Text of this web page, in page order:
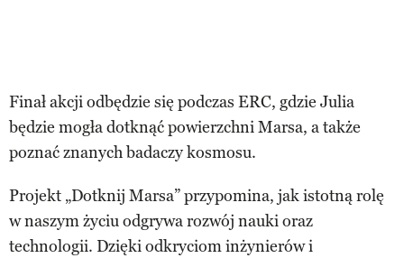
Finał akcji odbędzie się podczas ERC, gdzie Julia
będzie mogła dotknąć powierzchni Marsa, a także
poznać znanych badaczy kosmosu.
Projekt „Dotknij Marsa” przypomina, jak istotną rolę
w naszym życiu odgrywa rozwój nauki oraz
technologii. Dzięki odkryciom inżynierów i